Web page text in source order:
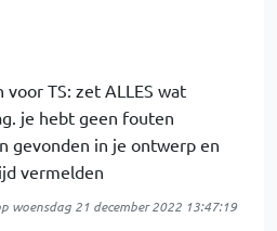
TS: zet ALLES wat
je hebt geen fouten
gevonden in je ontwerp en
vermelden
woensdag 21 december 2022 13:47:19